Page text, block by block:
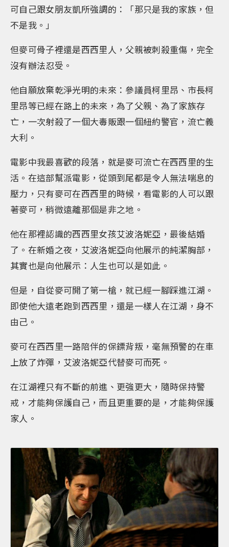
可自己跟女朋友凱所強調的：「那只是我的家族，但
不是我。」
但麥可骨子裡還是西西里人，父親被刺殺重傷，完全
沒有辦法忍受。
他自願放棄乾淨光明的未來：參議員柯里昂、市長柯
里昂等已經在路上的未來，為了父親、為了家族存
亡，一次射殺了一個大毒販跟一個紐約警官，流亡義
大利。
電影中我最喜歡的段落，就是麥可流亡在西西里的生
活。在這部幫派電影，從頭到尾都是令人無法喘息的
壓力，只有麥可在西西里的時候，看電影的人可以跟
著麥可，稍微遠離那個是非之地。
他在那裡認識的西西里女孩艾波洛妮亞，最後結婚
了。在新婚之夜，艾波洛妮亞向他展示的純潔胸部，
其實也是向他展示：人生也可以是如此。
但是，自從麥可開了第一槍，就已經一腳踩進江湖。
即使他大遠老跑到西西里，還是一樣人在江湖，身不
由己。
麥可在西西里一路陪伴的保鏢背叛，毫無預警的在車
上放了炸彈，艾波洛妮亞代替麥可而死。
在江湖裡只有不斷的前進、更強更大，隨時保持警
戒，才能夠保護自己，而且更重要的是，才能夠保護
家人。